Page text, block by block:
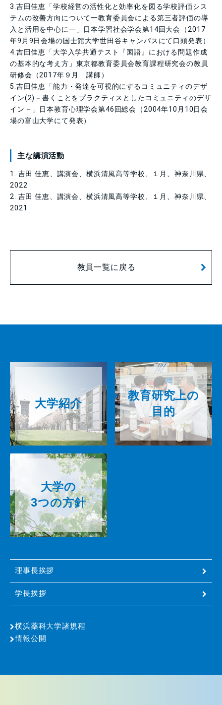
3.吉田佳恵「学校経営の活性化と効率化を図る学校評価シス
テムの改善方向について一教育委員会による第三者評価の導
入と活用を中心に一」日本学習社会学会第14回大会（2017
年9月9日会場の国士館大学世田谷キャンパスにて口頭発表）
4.吉田佳恵「大学入学共通テスト『国語』における問題作成
の基本的な考え方」東京都教育委員会教育課程研究会の教員
研修会（2017年９月 講師）
5.吉田佳恵「能力・発達を可視的にするコミュニティのデザ
イン(2)－書くことをプラクティスとしたコミュニティのデザ
イン－」日本教育心理学会第46回総会（2004年10月10日会
場の富山大学にて発表）
主な講演活動
1. 吉田 佳恵、講演会、横浜清風高等学校、１月、神奈川県、
2022
2. 吉田 佳恵、講演会、横浜清風高等学校、１月、神奈川県、
2021
教員一覧に戻る
大学紹介
教育研究上の
目的
大学の
3つの方針
理事長挨拶
学長挨拶
横浜薬科大学諸規程
情報公開